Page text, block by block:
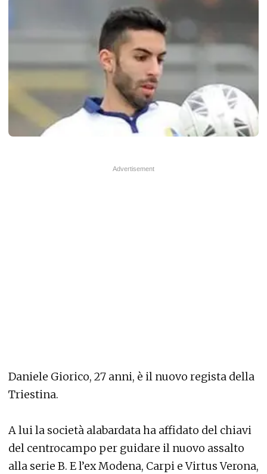
Daniele Giorico, 27 anni, è il nuovo regista della
Triestina.
A lui la società alabardata ha affidato del chiavi
del centrocampo per guidare il nuovo assalto
alla serie B. E l’ex Modena, Carpi e Virtus Verona,